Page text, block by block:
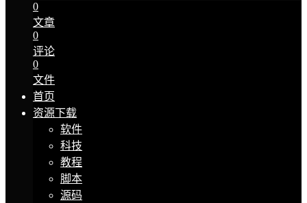
0
文章
0
评论
0
文件
首页
资源下载
软件
科技
教程
脚本
源码